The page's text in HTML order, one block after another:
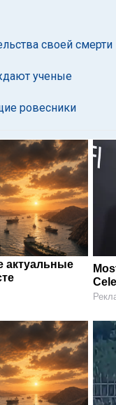
своей смерти
ученые
ровесники
актуальные